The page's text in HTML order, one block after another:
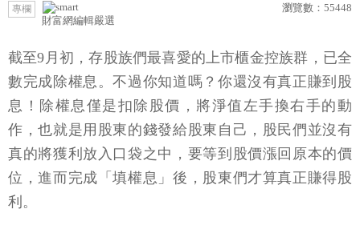
專欄
財富網編輯嚴選
瀏覽數： 55448
截至9月初，存股族們最喜愛的上市櫃金控族群，已全
數完成除權息。不過你知道嗎？你還沒有真正賺到股
息！除權息僅是扣除股價，將淨值左手換右手的動
作，也就是用股東的錢發給股東自己，股民們並沒有
真的將獲利放入口袋之中，要等到股價漲回原本的價
位，進而完成「填權息」後，股東們才算真正賺得股
利。